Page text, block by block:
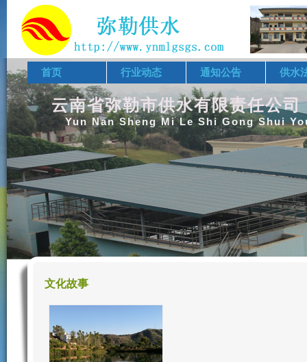
首页 行业动态 通知公告 供水
云南省弥勒市供水有限责任公司
Yun Nan Sheng Mi Le Shi Gong Shui
文化故事